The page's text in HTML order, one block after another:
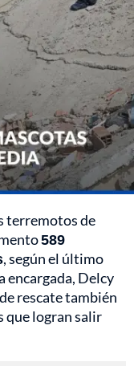
terremotos de
589
, según el último
encargada, Delcy
rescate también
que logran salir